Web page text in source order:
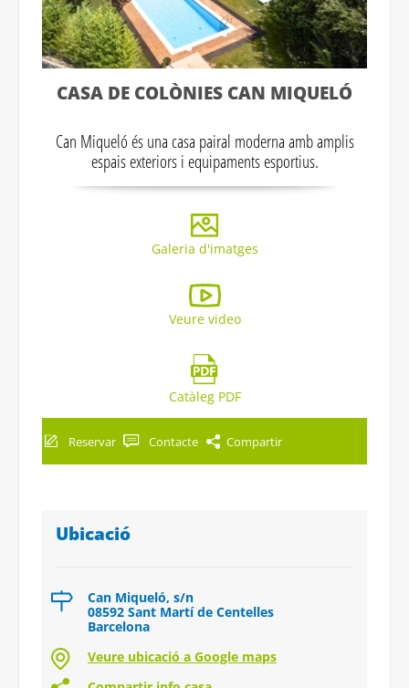
CASA DE COLÒNIES CAN MIQUELÓ
Can Miqueló és una casa pairal moderna amb amplis
espais exteriors i equipaments esportius.
Galeria d'imatges
Veure video
Catàleg PDF
Reservar Contacte Compartir
Ubicació
Can Miqueló, s/n
08592 Sant Martí de Centelles
Barcelona
Veure ubicació a Google maps